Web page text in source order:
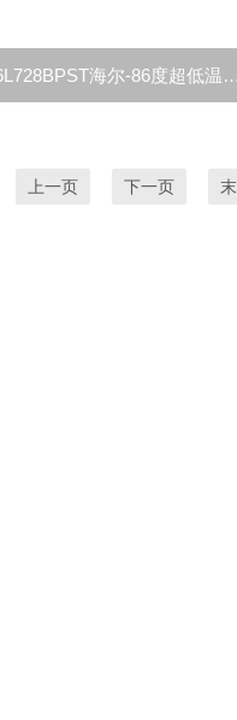
DW-86L728BPST海尔-86度超低温变频保存箱
上一页 下一页